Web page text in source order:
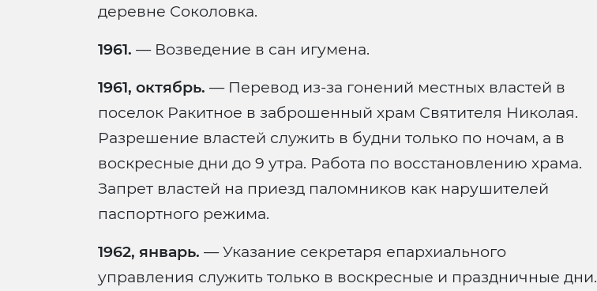
деревне Соколовка.
1961. — Возведение в сан игумена.
1961, октябрь. — Перевод из-за гонений местных властей в
поселок Ракитное в заброшенный храм Святителя Николая.
Разрешение властей служить в будни только по ночам, а в
воскресные дни до 9 утра. Работа по восстановлению храма.
Запрет властей на приезд паломников как нарушителей
паспортного режима.
1962, январь. — Указание секретаря епархиального
управления служить только в воскресные и праздничные дни.